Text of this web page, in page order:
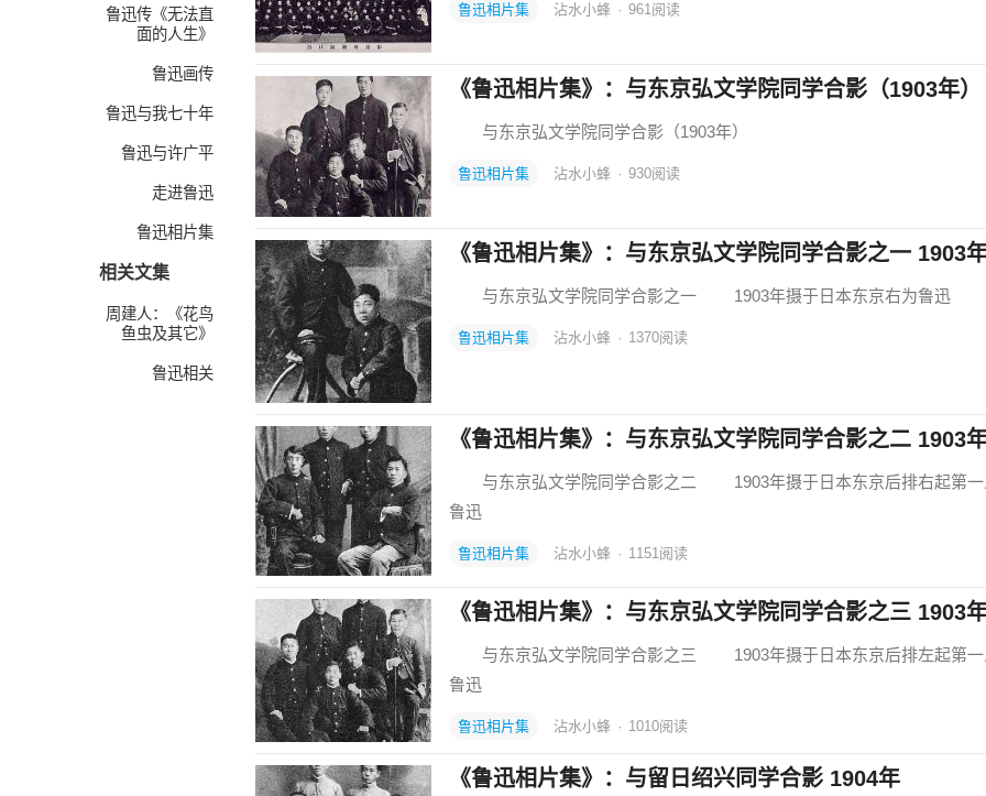
鲁迅传《无法直
面的人生》
鲁迅画传
鲁迅与我七十年
鲁迅与许广平
走进鲁迅
鲁迅相片集
相关文集
周建人：《花鸟
鱼虫及其它》
鲁迅相关
鲁迅相片集 沾水小蜂 · 961阅读
《鲁迅相片集》：与东京弘文学院同学合影（1903年）
与东京弘文学院同学合影（1903年）
鲁迅相片集 沾水小蜂 · 930阅读
《鲁迅相片集》：与东京弘文学院同学合影之一 1903
与东京弘文学院同学合影之一 1903年摄于日本东京右为鲁迅
鲁迅相片集 沾水小蜂 · 1370阅读
《鲁迅相片集》：与东京弘文学院同学合影之二 1903
与东京弘文学院同学合影之二 1903年摄于日本东京后排右起第一
鲁迅
鲁迅相片集 沾水小蜂 · 1151阅读
《鲁迅相片集》：与东京弘文学院同学合影之三 1903
与东京弘文学院同学合影之三 1903年摄于日本东京后排左起第一
鲁迅
鲁迅相片集 沾水小蜂 · 1010阅读
《鲁迅相片集》：与留日绍兴同学合影 1904年